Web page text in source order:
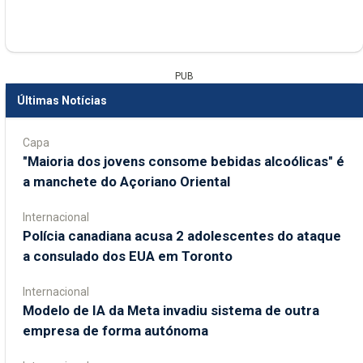
PUB
Últimas Notícias
Capa
"Maioria dos jovens consome bebidas alcoólicas" é
a manchete do Açoriano Oriental
Internacional
Polícia canadiana acusa 2 adolescentes do ataque
a consulado dos EUA em Toronto
Internacional
Modelo de IA da Meta invadiu sistema de outra
empresa de forma autónoma